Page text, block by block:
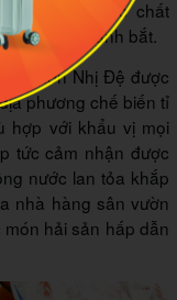
luôn giữ được chất
lúc vừa đánh bắt.
vườn Nhị Đệ được
phương chế biến tỉ
hợp với khẩu vị mọi
tức cảm nhận được
nước lan tỏa khắp
nhà hàng sân vườn
hải sản hấp dẫn